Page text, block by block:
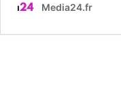
Media24.fr